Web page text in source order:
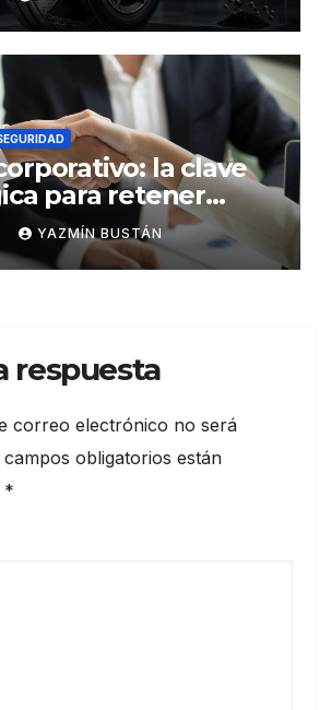
la movilidad
la clave
para retener
Ecuador
YAZMÍN BUSTÁN
respuesta
correo electrónico no será
campos obligatorios están
*